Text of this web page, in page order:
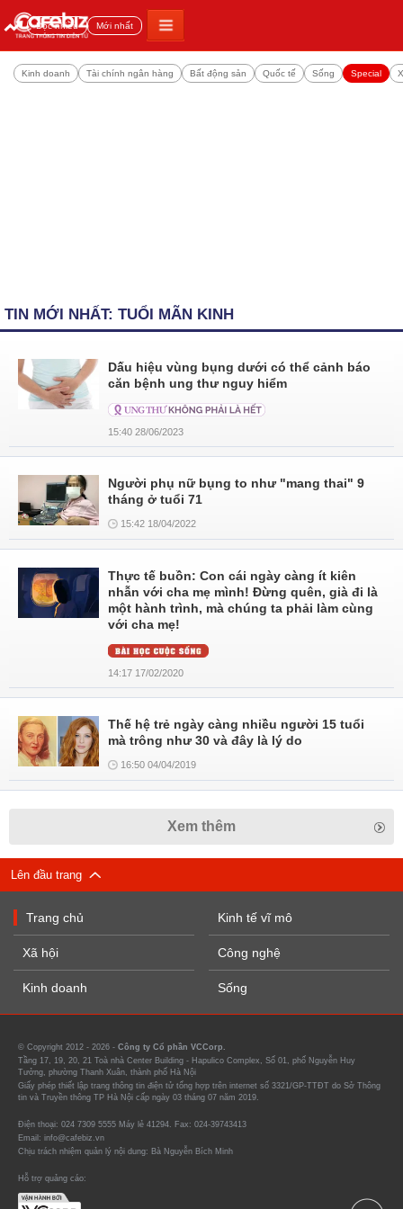
Đọc nhiều Mới nhất
Kinh doanh Tài chính ngân hàng Bất động sản Quốc tế Sống Special
TIN MỚI NHẤT: TUỔI MÃN KINH
Dấu hiệu vùng bụng dưới có thể cảnh báo
căn bệnh ung thư nguy hiểm
15:40 28/06/2023
Người phụ nữ bụng to như "mang thai" 9
tháng ở tuổi 71
15:42 18/04/2022
Thực tế buồn: Con cái ngày càng ít kiên
nhẫn với cha mẹ mình! Đừng quên, già đi là
một hành trình, mà chúng ta phải làm cùng
với cha mẹ!
14:17 17/02/2020
Thế hệ trẻ ngày càng nhiều người 15 tuổi
mà trông như 30 và đây là lý do
16:50 04/04/2019
Xem thêm
Lên đầu trang
Trang chủ
Xã hội
Kinh doanh
Kinh tế vĩ mô
Công nghệ
Sống
© Copyright 2012 - 2026 - Công ty Cổ phần VCCorp.
Tầng 17, 19, 20, 21 Toà nhà Center Building - Hapulico Complex, Số 01, phố Nguyễn Huy
Tưởng, phường Thanh Xuân, thành phố Hà Nội
Giấy phép thiết lập trang thông tin điện tử tổng hợp trên internet số 3321/GP-TTĐT do Sở Thông
tin và Truyền thông TP Hà Nội cấp ngày 03 tháng 07 năm 2019.
Điện thoại: 024 7309 5555 Máy lẻ 41294. Fax: 024-39743413
Email: info@cafebiz.vn
Chịu trách nhiệm quản lý nội dung: Bà Nguyễn Bích Minh
Hỗ trợ quảng cáo: